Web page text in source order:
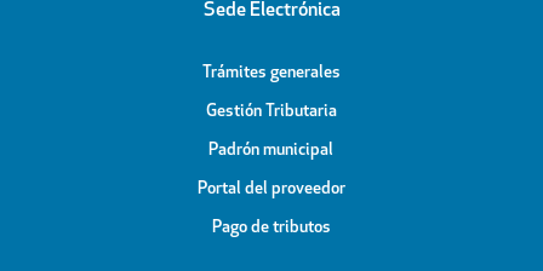
Sede Electrónica
Trámites generales
Gestión Tributaria
Padrón municipal
Portal del proveedor
Pago de tributos